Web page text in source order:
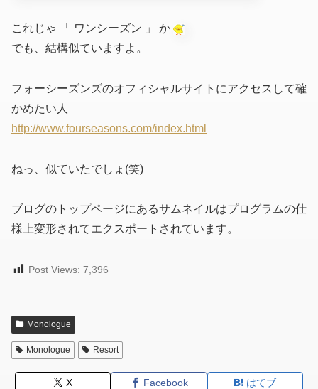
これじゃ 「 ワンシーズン 」 か
でも、結構似ていますよ。
フォーシーズンズのオフィシャルサイトにアクセスして確
かめたい人
http://www.fourseasons.com/index.html
ねっ、似ていたでしょ(笑)
ブログのトップページにあるサムネイルはプログラムの仕
様上変形されてエクスポートされています。
Post Views: 7,396
Monologue
Monologue Resort
X Facebook
はてブ